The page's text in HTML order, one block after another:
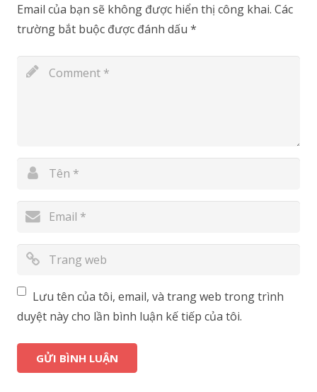
Email của bạn sẽ không được hiển thị công khai. Các
trường bắt buộc được đánh dấu *
Lưu tên của tôi, email, và trang web trong trình
duyệt này cho lần bình luận kế tiếp của tôi.